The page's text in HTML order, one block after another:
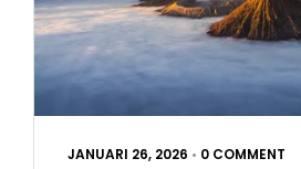
JANUARI 26, 2026 • 0 COMMENT